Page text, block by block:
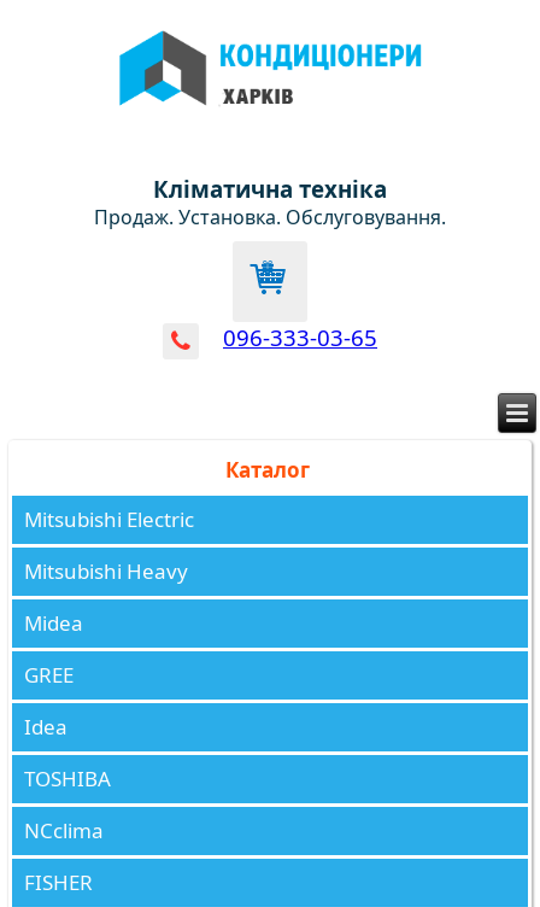
Кліматична техніка
Продаж. Установка. Обслуговування.
096-333-03-65
Каталог
Mitsubishi Electric
Mitsubishi Heavy
Midea
GREE
Idea
TOSHIBA
NCclima
FISHER